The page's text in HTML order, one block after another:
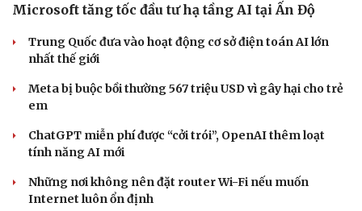
Microsoft tăng tốc đầu tư hạ tầng AI tại Ấn Độ
Trung Quốc đưa vào hoạt động cơ sở điện toán AI lớn
nhất thế giới
Meta bị buộc bồi thường 567 triệu USD vì gây hại cho trẻ
em
ChatGPT miễn phí được “cởi trói”, OpenAI thêm loạt
tính năng AI mới
Những nơi không nên đặt router Wi-Fi nếu muốn
Internet luôn ổn định